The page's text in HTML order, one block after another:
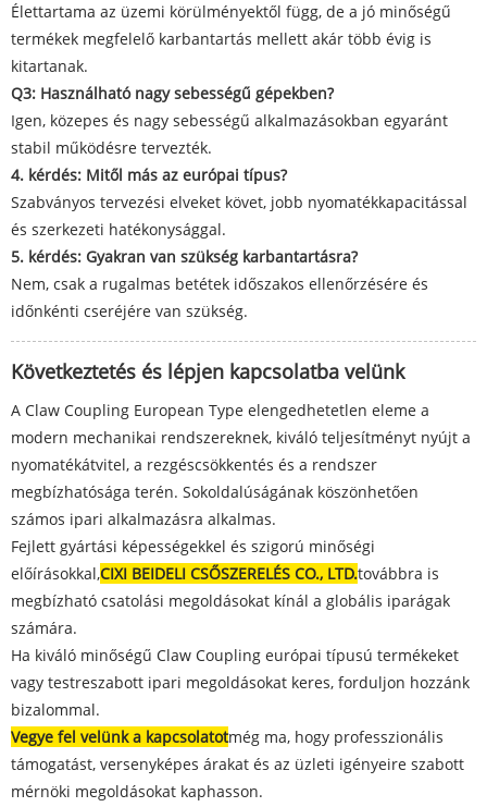
Élettartama az üzemi körülményektől függ, de a jó minőségű
termékek megfelelő karbantartás mellett akár több évig is
kitartanak.
Q3: Használható nagy sebességű gépekben?
Igen, közepes és nagy sebességű alkalmazásokban egyaránt
stabil működésre tervezték.
4. kérdés: Mitől más az európai típus?
Szabványos tervezési elveket követ, jobb nyomatékkapacitással
és szerkezeti hatékonysággal.
5. kérdés: Gyakran van szükség karbantartásra?
Nem, csak a rugalmas betétek időszakos ellenőrzésére és
időnkénti cseréjére van szükség.
Következtetés és lépjen kapcsolatba velünk
A Claw Coupling European Type elengedhetetlen eleme a
modern mechanikai rendszereknek, kiváló teljesítményt nyújt a
nyomatékátvitel, a rezgéscsökkentés és a rendszer
megbízhatósága terén. Sokoldalúságának köszönhetően
számos ipari alkalmazásra alkalmas.
Fejlett gyártási képességekkel és szigorú minőségi
előírásokkal,CIXI BEIDELI CSŐSZERELÉS CO., LTD.továbbra is
megbízható csatolási megoldásokat kínál a globális iparágak
számára.
Ha kiváló minőségű Claw Coupling európai típusú termékeket
vagy testreszabott ipari megoldásokat keres, forduljon hozzánk
bizalommal.
Vegye fel velünk a kapcsolatotmég ma, hogy professzionális
támogatást, versenyképes árakat és az üzleti igényeire szabott
mérnöki megoldásokat kaphasson.